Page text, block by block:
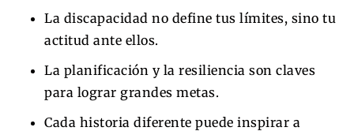
La discapacidad no define tus límites, sino tu
actitud ante ellos.
La planificación y la resiliencia son claves
para lograr grandes metas.
Cada historia diferente puede inspirar a